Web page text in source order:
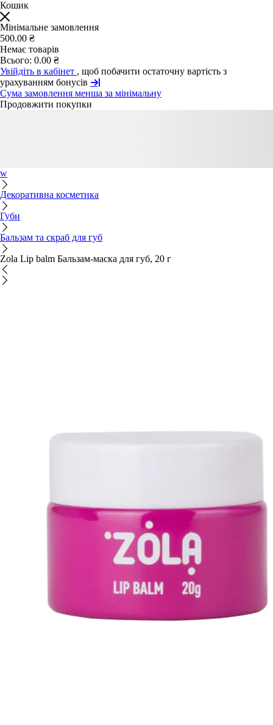
Кошик
Мінімальне замовлення
500.00 ₴
Немає товарів
Всього: 0.00 ₴
Увійдіть в кабінет , щоб побачити остаточну вартість з
урахуванням бонусів
Сума замовлення менша за мінімальну
Продовжити покупки
w
Декоративна косметика
Губи
Бальзам та скраб для губ
Zola Lip balm Бальзам-маска для губ, 20 г